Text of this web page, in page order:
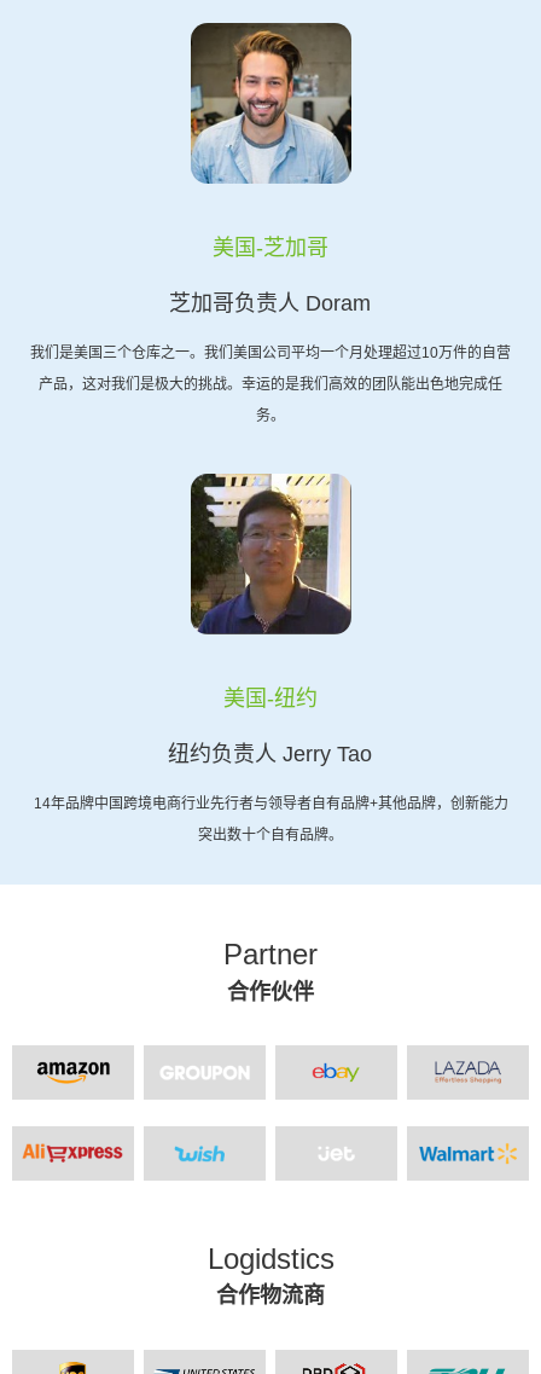
美国-芝加哥
芝加哥负责人 Doram
我们是美国三个仓库之一。我们美国公司平均一个月处理超过10万件的自营
产品，这对我们是极大的挑战。幸运的是我们高效的团队能出色地完成任
务。
美国-纽约
纽约负责人 Jerry Tao
14年品牌中国跨境电商行业先行者与领导者自有品牌+其他品牌，创新能力
突出数十个自有品牌。
Partner
合作伙伴
Logidstics
合作物流商